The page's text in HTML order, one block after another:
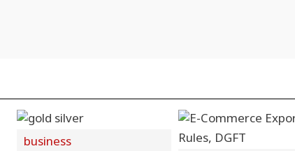
business